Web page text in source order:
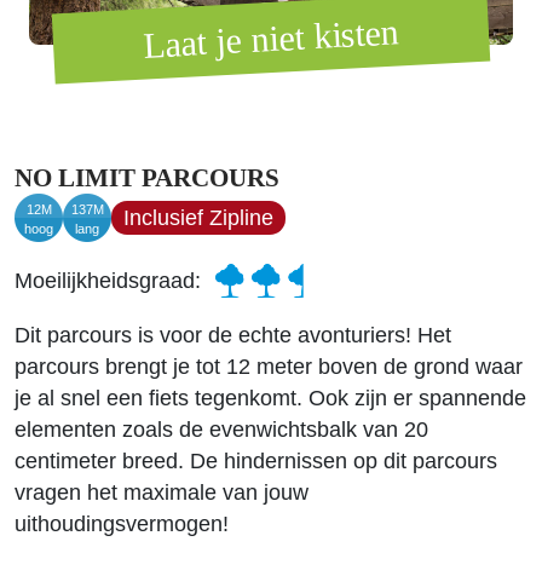
Laat je niet kisten
NO LIMIT PARCOURS
12M
hoog
137M
lang
Inclusief Zipline
Moeilijkheidsgraad:
Dit parcours is voor de echte avonturiers! Het
parcours brengt je tot 12 meter boven de grond waar
je al snel een fiets tegenkomt. Ook zijn er spannende
elementen zoals de evenwichtsbalk van 20
centimeter breed. De hindernissen op dit parcours
vragen het maximale van jouw
uithoudingsvermogen!